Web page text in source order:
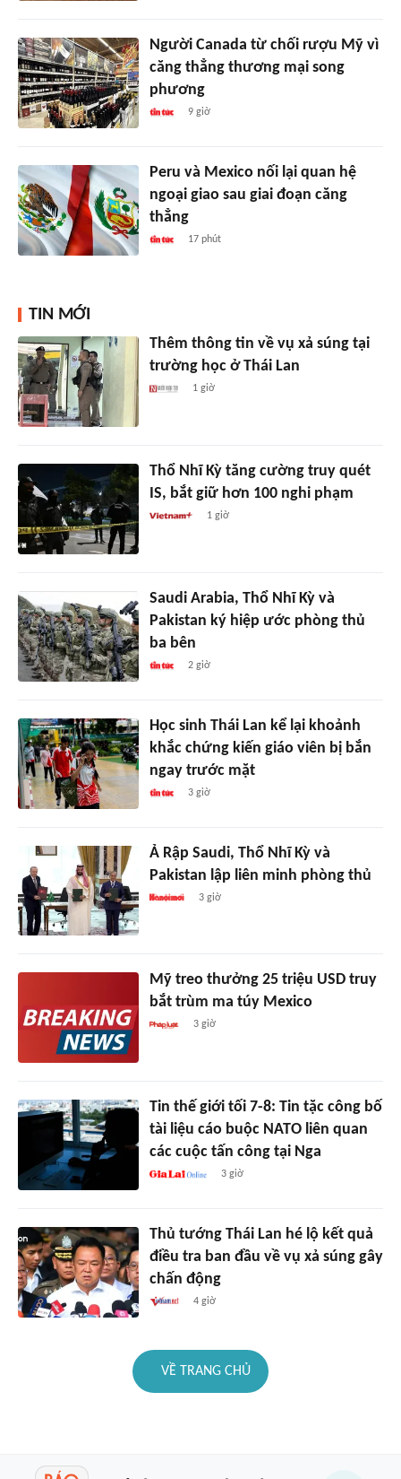
Người Canada từ chối rượu Mỹ vì
căng thẳng thương mại song
phương
9 giờ
Peru và Mexico nối lại quan hệ
ngoại giao sau giai đoạn căng
thẳng
17 phút
TIN MỚI
Thêm thông tin về vụ xả súng tại
trường học ở Thái Lan
1 giờ
Thổ Nhĩ Kỳ tăng cường truy quét
IS, bắt giữ hơn 100 nghi phạm
1 giờ
Saudi Arabia, Thổ Nhĩ Kỳ và
Pakistan ký hiệp ước phòng thủ
ba bên
2 giờ
Học sinh Thái Lan kể lại khoảnh
khắc chứng kiến giáo viên bị bắn
ngay trước mặt
3 giờ
Ả Rập Saudi, Thổ Nhĩ Kỳ và
Pakistan lập liên minh phòng thủ
3 giờ
Mỹ treo thưởng 25 triệu USD truy
bắt trùm ma túy Mexico
3 giờ
Tin thế giới tối 7-8: Tin tặc công bố
tài liệu cáo buộc NATO liên quan
các cuộc tấn công tại Nga
3 giờ
Thủ tướng Thái Lan hé lộ kết quả
điều tra ban đầu về vụ xả súng gây
chấn động
4 giờ
VỀ TRANG CHỦ